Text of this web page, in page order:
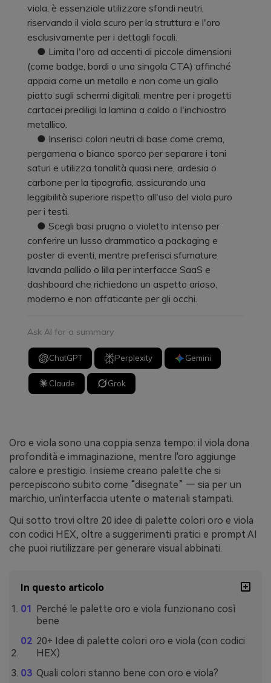
viola, è essenziale utilizzare sfondi neutri,
riservando il viola scuro per la struttura e l'oro
esclusivamente per i dettagli focali.
● Limita l'oro ad accenti di piccole dimensioni
(come badge, bordi o una singola CTA) affinché
appaia come un metallo e non come un giallo
piatto sugli schermi digitali, mentre per i progetti
cartacei prediligi la lamina a caldo o l'inchiostro
metallico.
● Inserisci colori neutri di base come crema,
pergamena o bianco sporco per separare i toni
saturi e utilizza tonalità quasi nere, ardesia o
carbone per la tipografia, assicurando una
leggibilità superiore rispetto all'uso del viola puro
per i testi.
● Scegli basi prugna o violetto intenso per
conferire un lusso drammatico a packaging e
poster di eventi, mentre preferisci sfumature
lavanda pallido o lilla per interfacce SaaS e
dashboard che richiedono un aspetto arioso,
moderno e non affaticante per gli occhi.
Ask AI for a summary
ChatGPT Perplexity Gemini
Claude Grok
Oro e viola sono una coppia senza tempo: il viola dona
profondità e immaginazione, mentre l'oro aggiunge
calore e prestigio. Insieme creano palette che si
percepiscono subito come “disegnate” — sia per un
marchio, un'interfaccia utente o materiali stampati.
Qui sotto trovi oltre 20 idee di palette colori oro e viola
con codici HEX, oltre a suggerimenti pratici e prompt AI
che puoi riutilizzare per generare visual abbinati.
In questo articolo
Perché le palette oro e viola funzionano così
bene
20+ Idee di palette colori oro e viola (con codici
HEX)
Quali colori stanno bene con oro e viola?